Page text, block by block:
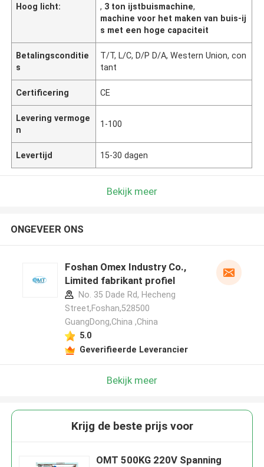
Hoog licht:
, 3 ton ijstbuismachine,
machine voor het maken van buis-ij
s met een hoge capaciteit
Betalingsconditie
s
T/T, L/C, D/P D/A, Western Union, con
tant
Certificering CE
Levering vermoge
n
1-100
Levertijd 15-30 dagen
Bekijk meer
ONGEVEER ONS
Foshan Omex Industry Co.,
Limited fabrikant profiel
No. 35 Dade Rd, Hecheng
Street,Foshan,528500
GuangDong,China ,China
5.0
Geverifieerde Leverancier
Bekijk meer
Krijg de beste prijs voor
OMT 500KG 220V Spanning